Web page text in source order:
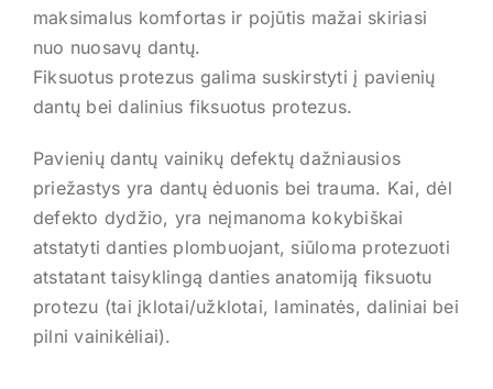
maksimalus komfortas ir pojūtis mažai skiriasi
nuo nuosavų dantų.
Fiksuotus protezus galima suskirstyti į pavienių
dantų bei dalinius fiksuotus protezus.
Pavienių dantų vainikų defektų dažniausios
priežastys yra dantų ėduonis bei trauma. Kai, dėl
defekto dydžio, yra neįmanoma kokybiškai
atstatyti danties plombuojant, siūloma protezuoti
atstatant taisyklingą danties anatomiją fiksuotu
protezu (tai įklotai/užklotai, laminatės, daliniai bei
pilni vainikėliai).